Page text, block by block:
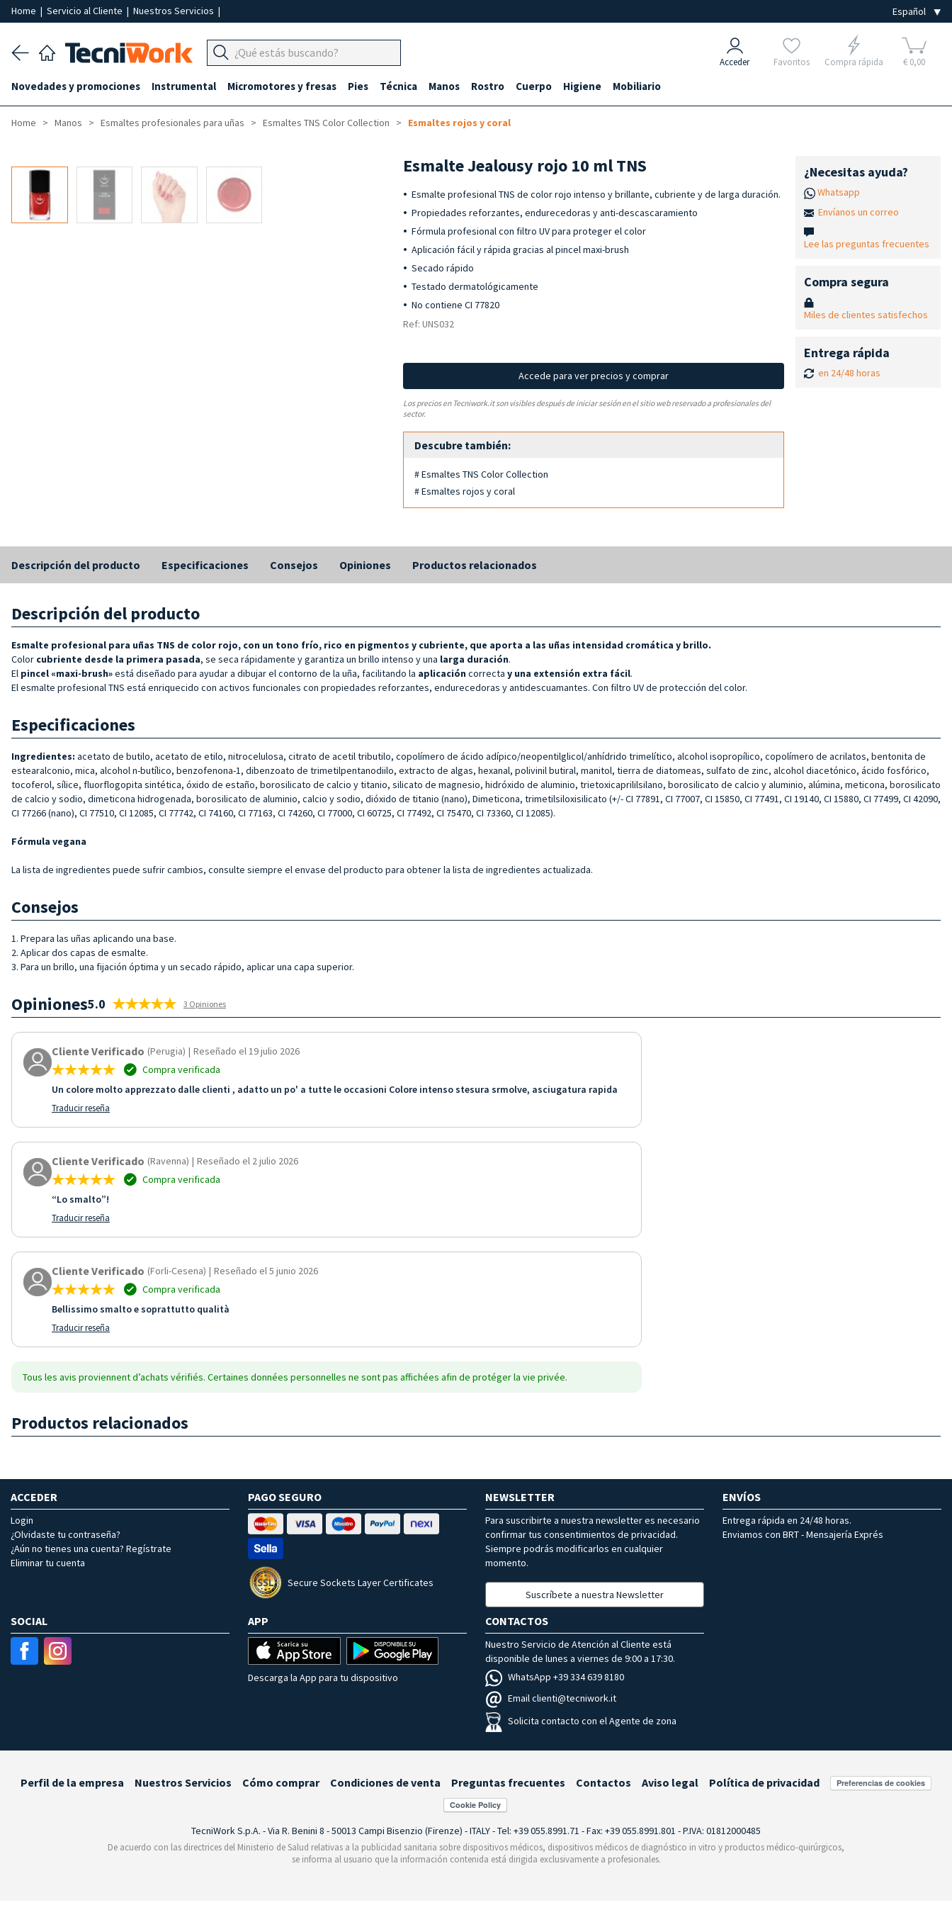
Home | Servicio al Cliente | Nuestros Servicios |
Acceder Favoritos Compra rápida € 0,00
Novedades y promociones Instrumental Micromotores y fresas Pies Técnica Manos Rostro Cuerpo Higiene Mobiliario
Home Manos Esmaltes profesionales para uñas Esmaltes TNS Color Collection Esmaltes rojos y coral
Esmalte Jealousy rojo 10 ml TNS
Esmalte profesional TNS de color rojo intenso y brillante, cubriente y de larga duración.
Propiedades reforzantes, endurecedoras y anti-descascaramiento
Fórmula profesional con filtro UV para proteger el color
Aplicación fácil y rápida gracias al pincel maxi-brush
Secado rápido
Testado dermatológicamente
No contiene CI 77820
Ref: UNS032
Accede para ver precios y comprar
Los precios en Tecniwork.it son visibles después de iniciar sesión en el sitio web reservado a profesionales del
sector.
Descubre también:
# Esmaltes TNS Color Collection
# Esmaltes rojos y coral
¿Necesitas ayuda?
Whatsapp
Envíanos un correo
Lee las preguntas frecuentes
Compra segura
Miles de clientes satisfechos
Entrega rápida
en 24/48 horas
Descripción del producto Especificaciones Consejos Opiniones Productos relacionados
Descripción del producto
Esmalte profesional para uñas TNS de color rojo, con un tono frío, rico en pigmentos y cubriente, que aporta a las uñas intensidad cromática y brillo.
Color cubriente desde la primera pasada, se seca rápidamente y garantiza un brillo intenso y una larga duración.
El pincel «maxi-brush»está diseñado para ayudar a dibujar el contorno de la uña, facilitando la aplicación correcta y una extensión extra fácil.
El esmalte profesional TNS está enriquecido con activos funcionales con propiedades reforzantes, endurecedoras y antidescuamantes. Con filtro UV de protección del color.
Especificaciones
Ingredientes: acetato de butilo, acetato de etilo, nitrocelulosa, citrato de acetil tributilo, copolímero de ácido adípico/neopentilglicol/anhídrido trimelítico, alcohol isopropílico, copolímero de acrilatos, bentonita de
estearalconio, mica, alcohol n-butílico, benzofenona-1, dibenzoato de trimetilpentanodiilo, extracto de algas, hexanal, polivinil butiral, manitol, tierra de diatomeas, sulfato de zinc, alcohol diacetónico, ácido fosfórico,
tocoferol, sílice, fluorflogopita sintética, óxido de estaño, borosilicato de calcio y titanio, silicato de magnesio, hidróxido de aluminio, trietoxicaprililsilano, borosilicato de calcio y aluminio, alúmina, meticona, borosilicato
de calcio y sodio, dimeticona hidrogenada, borosilicato de aluminio, calcio y sodio, dióxido de titanio (nano), Dimeticona, trimetilsiloxisilicato (+/- CI 77891, CI 77007, CI 15850, CI 77491, CI 19140, CI 15880, CI 77499, CI 42090,
CI 77266 (nano), CI 77510, CI 12085, CI 77742, CI 74160, CI 77163, CI 74260, CI 77000, CI 60725, CI 77492, CI 75470, CI 73360, CI 12085).
Fórmula vegana
La lista de ingredientes puede sufrir cambios, consulte siempre el envase del producto para obtener la lista de ingredientes actualizada.
Consejos
1. Prepara las uñas aplicando una base.
2. Aplicar dos capas de esmalte.
3. Para un brillo, una fijación óptima y un secado rápido, aplicar una capa superior.
Opiniones5.0 3 Opiniones
Cliente Verificado (Perugia) | Reseñado el 19 julio 2026
Compra verificada
Un colore molto apprezzato dalle clienti , adatto un po' a tutte le occasioni Colore intenso stesura srmolve, asciugatura rapida
Traducir reseña
Cliente Verificado (Ravenna) | Reseñado el 2 julio 2026
Compra verificada
“Lo smalto”!
Traducir reseña
Cliente Verificado (Forli-Cesena) | Reseñado el 5 junio 2026
Compra verificada
Bellissimo smalto e soprattutto qualità
Traducir reseña
Tous les avis proviennent d’achats vérifiés. Certaines données personnelles ne sont pas affichées afin de protéger la vie privée.
Productos relacionados
ACCEDER
Login
¿Olvidaste tu contraseña?
¿Aún no tienes una cuenta? Regístrate
Eliminar tu cuenta
PAGO SEGURO
Secure Sockets Layer Certificates
NEWSLETTER
Para suscribirte a nuestra newsletter es necesario
confirmar tus consentimientos de privacidad.
Siempre podrás modificarlos en cualquier
momento.
Suscríbete a nuestra Newsletter
ENVÍOS
Entrega rápida en 24/48 horas.
Enviamos con BRT - Mensajería Exprés
SOCIAL APP
Descarga la App para tu dispositivo
CONTACTOS
Nuestro Servicio de Atención al Cliente está
disponible de lunes a viernes de 9:00 a 17:30.
WhatsApp +39 334 639 8180
Email clienti@tecniwork.it
Solicita contacto con el Agente de zona
Perfil de la empresa Nuestros Servicios Cómo comprar Condiciones de venta Preguntas frecuentes Contactos Aviso legal Política de privacidad Preferencias de cookies
TecniWork S.p.A. - Via R. Benini 8 - 50013 Campi Bisenzio (Firenze) - ITALY - Tel: +39 055.8991.71 - Fax: +39 055.8991.801 - P.IVA: 01812000485
De acuerdo con las directrices del Ministerio de Salud relativas a la publicidad sanitaria sobre dispositivos médicos, dispositivos médicos de diagnóstico in vitro y productos médico-quirúrgicos,
se informa al usuario que la información contenida está dirigida exclusivamente a profesionales.